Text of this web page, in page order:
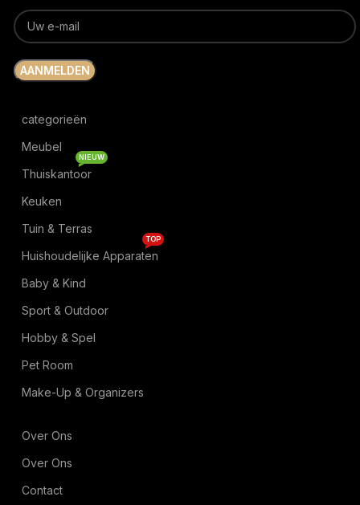
categorieën
Meubel
Thuiskantoor
NIEUW
Keuken
Tuin & Terras
Huishoudelijke Apparaten
TOP
Baby & Kind
Sport & Outdoor
Hobby & Spel
Pet Room
Make-Up & Organizers
Over Ons
Over Ons
Contact